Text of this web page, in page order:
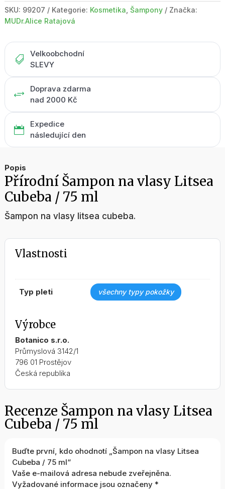
Cubeba
/
množství
SKU: 99207 Kategorie: Kosmetika Šampony
Značka:
MUDr.Alice Ratajová

Velkoobchodní
SLEVY
+
Doprava zdarma
nad 2000 Kč

Expedice
následující den
Popis
Přírodní Šampon na vlasy Litsea
Cubeba / 75 ml
Šampon na vlasy litsea cubeba.
Vlastnosti
typ pleti všechny typy pokožky
Výrobce
Botanico s.r.o.
Průmyslová 3142/1
796 01 Prostějov
Česká republika
Recenze Šampon na vlasy Litsea
Cubeba / 75 ml
Buďte první, kdo ohodnotí „Šampon na vlasy Litsea
Cubeba / 75 ml“
Vaše e-mailová adresa nebude zveřejněna.
Vyžadované informace jsou označeny *